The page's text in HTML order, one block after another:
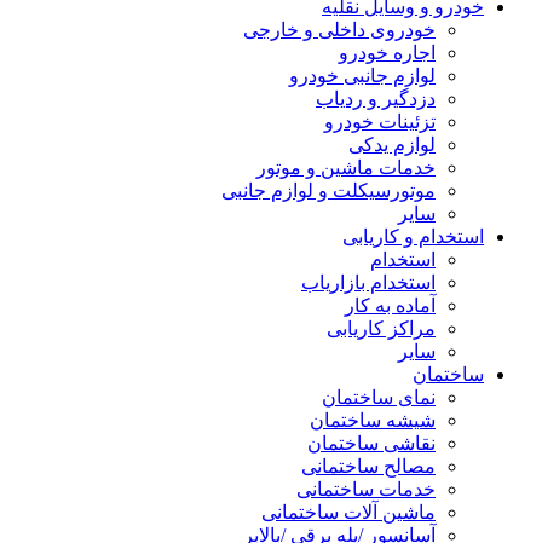
خودرو و وسایل نقلیه
خودروی داخلی و خارجی
اجاره خودرو
لوازم جانبی خودرو
دزدگیر و ردیاب
تزئینات خودرو
لوازم یدکی
خدمات ماشین و موتور
موتورسیکلت و لوازم جانبی
سایر
استخدام و کاریابی
استخدام
استخدام بازاریاب
آماده به کار
مراکز کاریابی
سایر
ساختمان
نمای ساختمان
شیشه ساختمان
نقاشی ساختمان
مصالح ساختمانی
خدمات ساختمانی
ماشین آلات ساختمانی
آسانسور /پله برقی /بالابر